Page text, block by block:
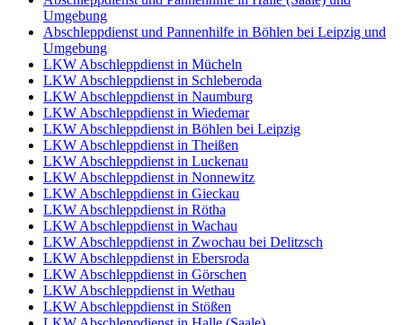
Umgebung
Abschleppdienst und Pannenhilfe in Böhlen bei Leipzig und
Umgebung
LKW Abschleppdienst in Mücheln
LKW Abschleppdienst in Schleberoda
LKW Abschleppdienst in Naumburg
LKW Abschleppdienst in Wiedemar
LKW Abschleppdienst in Böhlen bei Leipzig
LKW Abschleppdienst in Theißen
LKW Abschleppdienst in Luckenau
LKW Abschleppdienst in Nonnewitz
LKW Abschleppdienst in Gieckau
LKW Abschleppdienst in Rötha
LKW Abschleppdienst in Wachau
LKW Abschleppdienst in Zwochau bei Delitzsch
LKW Abschleppdienst in Ebersroda
LKW Abschleppdienst in Görschen
LKW Abschleppdienst in Wethau
LKW Abschleppdienst in Stößen